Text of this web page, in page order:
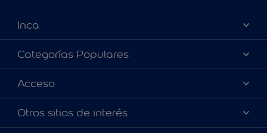
Inca
Acerca de Inca
Contactanos
Encontrá un distribuidor Inca
Categorías Populares
Colores
Productos
Inspiración
Acceso
Accesibilidad
Precisión del color
Otros sitios de interés